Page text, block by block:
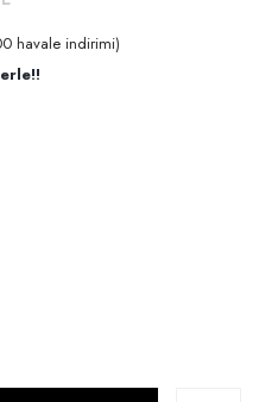
havale indirimi)